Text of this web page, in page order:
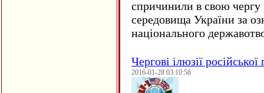
спричинили в свою чергу
середовища України за
національного
Чергові ілюзії
2016-01-28 03:10:58